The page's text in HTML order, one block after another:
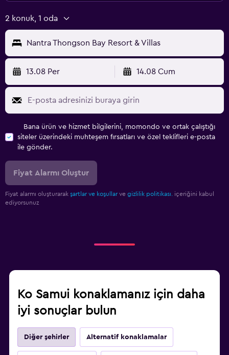
2 konuk, 1 oda
Nantra Thongson Bay Resort & Villas
13.08 Per 14.08 Cum
Bana ürün ve hizmet bilgilerini, momondo ve ortak çalıştığı
siteler üzerindeki muhteşem fırsatları ve özel teklifleri e-posta
ile gönder.
Fiyat Alarmı Oluştur
Fiyat alarmı oluşturarak şartlar ve koşullar ve gizlilik politikası.
içeriğini kabul
ediyorsunuz
Ko Samui konaklamanız için daha
iyi sonuçlar bulun
Diğer şehirler Alternatif konaklamalar